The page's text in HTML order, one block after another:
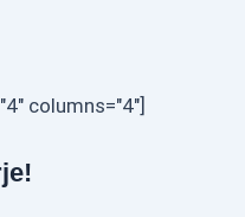
columns="4"]